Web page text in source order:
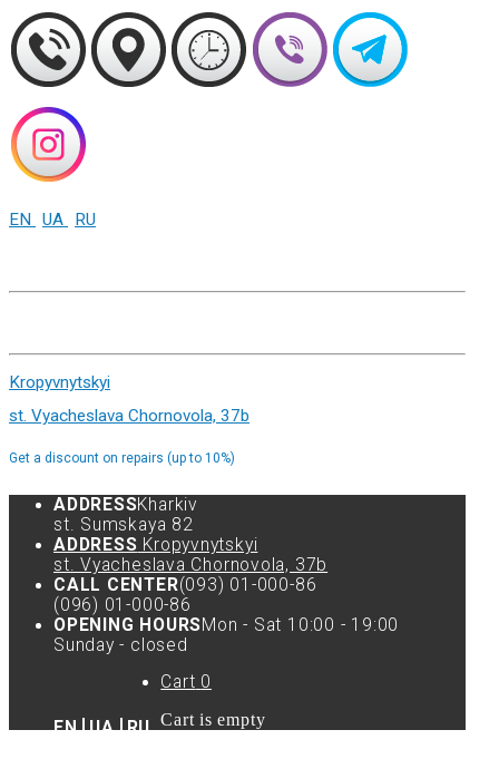
EN UA RU
Kropyvnytskyi
st. Vyacheslava Chornovola, 37b
Get a discount on repairs (up to 10%)
ADDRESSKharkiv
st. Sumskaya 82
ADDRESS Kropyvnytskyi
st. Vyacheslava Chornovola, 37b
CALL CENTER(093) 01-000-86
(096) 01-000-86
OPENING HOURSMon - Sat 10:00 - 19:00
Sunday - closed
EN UA RU
Cart 0
Cart is empty